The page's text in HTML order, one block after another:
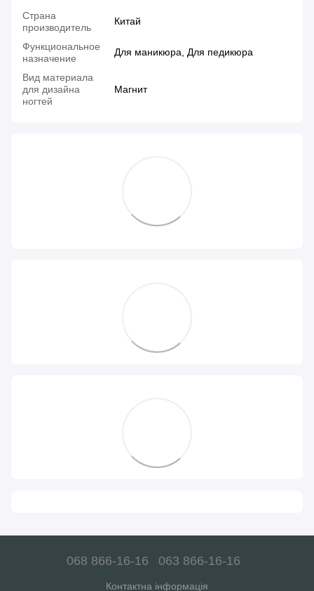
Страна
производитель
Китай
Функциональное
назначение
Для маникюра, Для педикюра
Вид материала
для дизайна
ногтей
Магнит
068 866-16-16 063 866-16-16
Контактна інформація